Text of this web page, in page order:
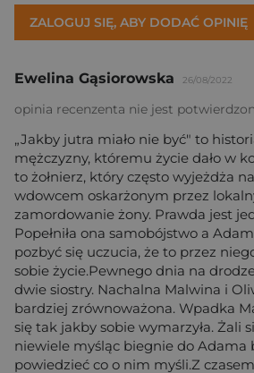
ZALOGUJ SIĘ, ABY DODAĆ OPINIĘ
Ewelina Gąsiorowska 26/08/2022
opinia recenzenta nie jest
„Jakby jutra miało nie być" to
mężczyzny, któremu życie dało w
to żołnierz, który często wyjeżdża
wdowcem oskarżonym przez
zamordowanie żony. Prawda jest
Popełniła ona samobójstwo a
pozbyć się uczucia, że to przez
sobie życie.Pewnego dnia na
dwie siostry. Nachalna Malwina i
bardziej zrównoważona. Wpadka
się tak jakby sobie wymarzyła. Żali
niewiele myśląc biegnie do
powiedzieć co o nim myśli.Z